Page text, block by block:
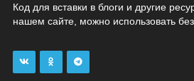
Код для вставки в блоги и другие
нашем сайте, можно использовать без